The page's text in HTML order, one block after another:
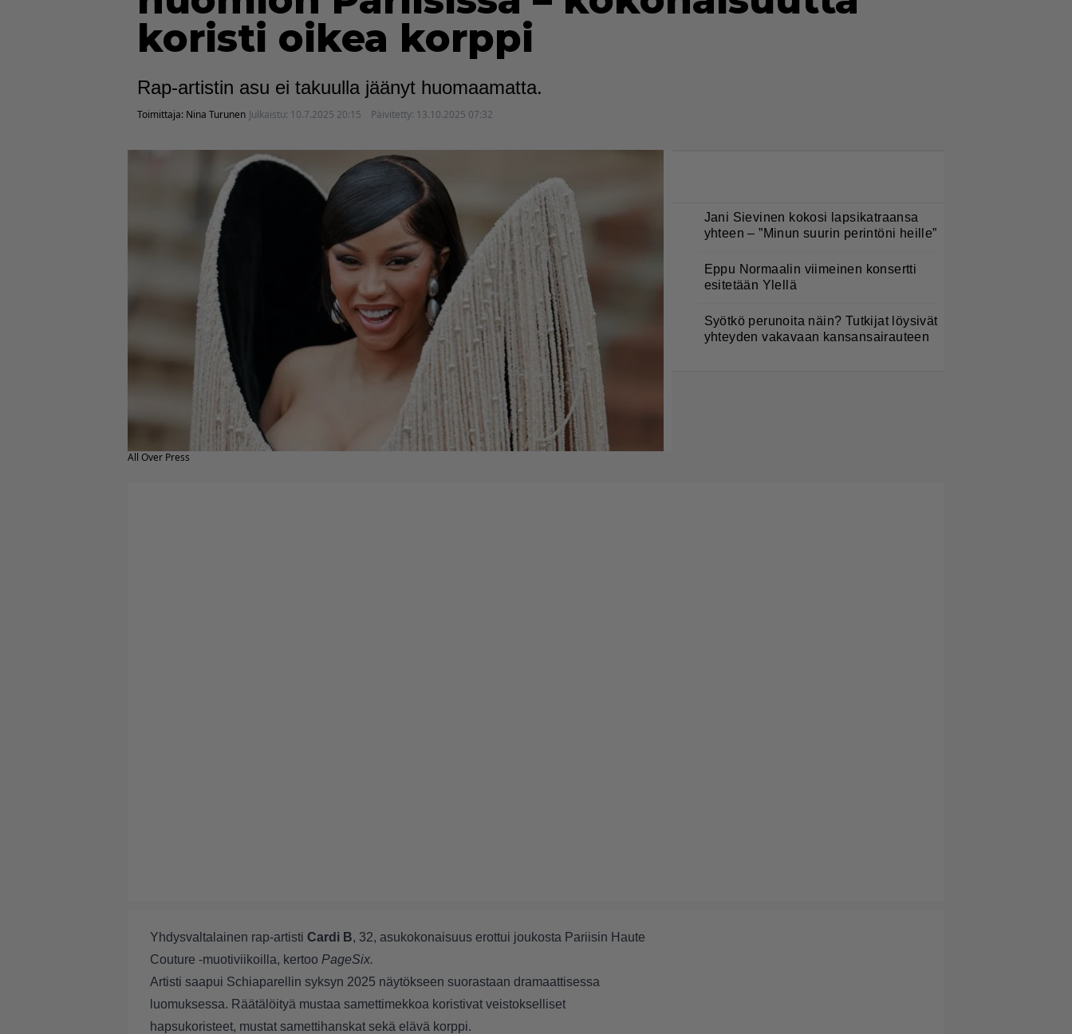
koristi oikea korppi
Rap-artistin asu ei takuulla jäänyt huomaamatta.
Toimittaja: Nina Turunen Julkaistu: 10.7.2025 20:15 Päivitetty: 13.10.2025 07:32
All Over Press
Jani Sievinen kokosi lapsikatraansa
yhteen – ”Minun suurin perintöni heille”
Eppu Normaalin viimeinen konsertti
esitetään Ylellä
Syötkö perunoita näin? Tutkijat löysivät
yhteyden vakavaan kansansairauteen
Yhdysvaltalainen rap-artisti Cardi B, 32, asukokonaisuus erottui joukosta Pariisin Haute
Couture -muotiviikoilla, kertoo PageSix.
Artisti saapui Schiaparellin syksyn 2025 näytökseen suorastaan dramaattisessa
luomuksessa. Räätälöityä mustaa samettimekkoa koristivat veistokselliset
hapsukoristeet, mustat samettihanskat sekä elävä korppi.